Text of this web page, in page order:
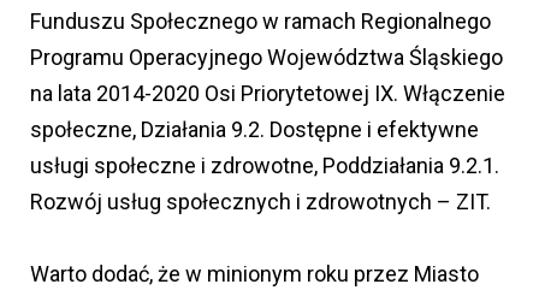
Funduszu Społecznego w ramach Regionalnego
Programu Operacyjnego Województwa Śląskiego
na lata 2014-2020 Osi Priorytetowej IX. Włączenie
społeczne, Działania 9.2. Dostępne i efektywne
usługi społeczne i zdrowotne, Poddziałania 9.2.1.
Rozwój usług społecznych i zdrowotnych – ZIT.
Warto dodać, że w minionym roku przez Miasto